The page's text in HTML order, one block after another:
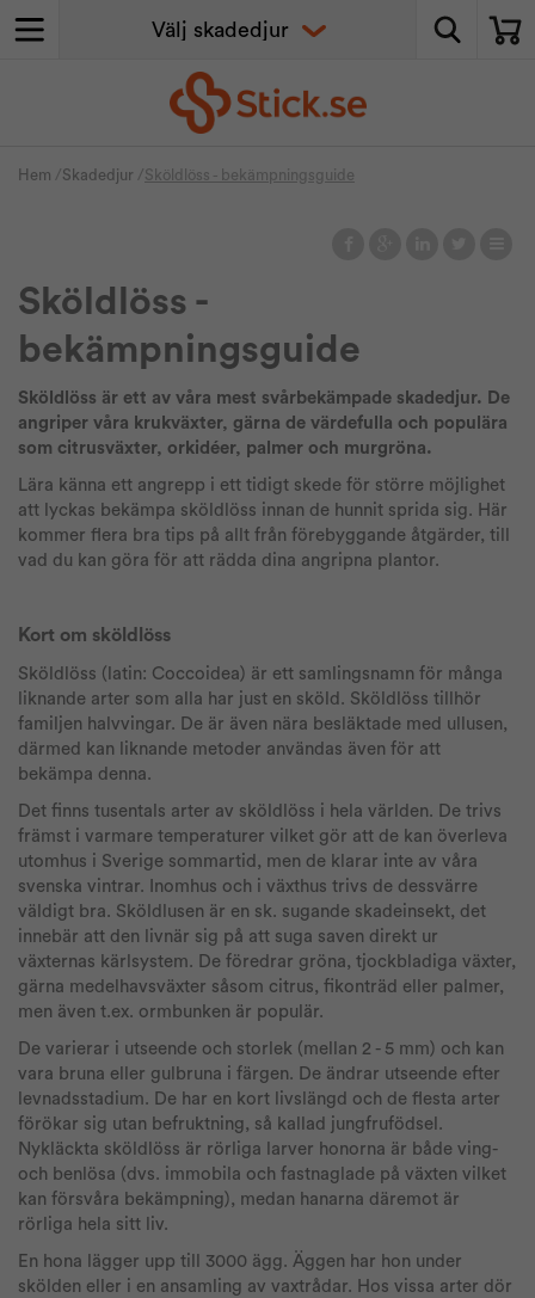
Hem /Skadedjur /Sköldlöss - bekämpningsguide
Sköldlöss -
bekämpningsguide
Sköldlöss är ett av våra mest svårbekämpade skadedjur. De
angriper våra krukväxter, gärna de värdefulla och populära
som citrusväxter, orkidéer, palmer och murgröna.
Lära känna ett angrepp i ett tidigt skede för större möjlighet
att lyckas bekämpa sköldlöss innan de hunnit sprida sig. Här
kommer flera bra tips på allt från förebyggande åtgärder, till
vad du kan göra för att rädda dina angripna plantor.
Kort om sköldlöss
Sköldlöss (latin: Coccoidea) är ett samlingsnamn för många
liknande arter som alla har just en sköld. Sköldlöss tillhör
familjen halvvingar. De är även nära besläktade med ullusen,
därmed kan liknande metoder användas även för att
bekämpa denna.
Det finns tusentals arter av sköldlöss i hela världen. De trivs
främst i varmare temperaturer vilket gör att de kan överleva
utomhus i Sverige sommartid, men de klarar inte av våra
svenska vintrar. Inomhus och i växthus trivs de dessvärre
väldigt bra. Sköldlusen är en sk. sugande skadeinsekt, det
innebär att den livnär sig på att suga saven direkt ur
växternas kärlsystem. De föredrar gröna, tjockbladiga växter,
gärna medelhavsväxter såsom citrus, fikonträd eller palmer,
men även t.ex. ormbunken är populär.
De varierar i utseende och storlek (mellan 2 - 5 mm) och kan
vara bruna eller gulbruna i färgen. De ändrar utseende efter
levnadsstadium. De har en kort livslängd och de flesta arter
förökar sig utan befruktning, så kallad jungfrufödsel.
Nykläckta sköldlöss är rörliga larver honorna är både ving-
och benlösa (dvs. immobila och fastnaglade på växten vilket
kan försvåra bekämpning), medan hanarna däremot är
rörliga hela sitt liv.
En hona lägger upp till 3000 ägg. Äggen har hon under
skölden eller i en ansamling av vaxtrådar. Hos vissa arter dör